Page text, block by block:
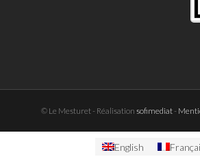
© Le Mesturet - Réalisation sofimediat-
English